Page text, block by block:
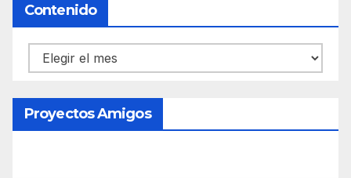
Contenido
Contenido
Proyectos Amigos